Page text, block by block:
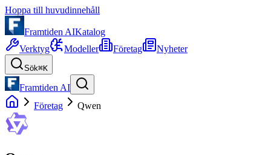
Hoppa till huvudinnehåll
Framtiden AIKatalog
Verktyg
Modeller Företag Nyheter
Sök⌘K
Framtiden AI
Företag
Qwen